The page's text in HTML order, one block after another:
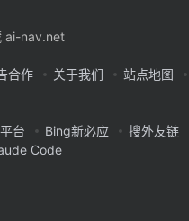
ai-nav.net
合作 关于我们 站点地图
台 Bing新必应
搜外友链
Code